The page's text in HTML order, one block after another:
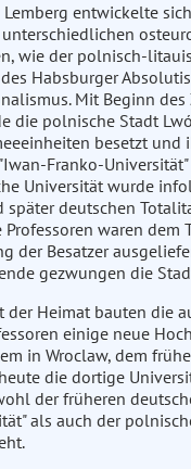
entwickelte
wie der polnisch-
Habsburger
Mit Beginn des
die polnische Stadt
besetzt und
Franko-
Universität wurde
später deutschen
waren dem
der Besatzer
gezwungen die
der Heimat bauten die
einige neue
in Wroclaw, dem
die dortige
der früheren
als auch der